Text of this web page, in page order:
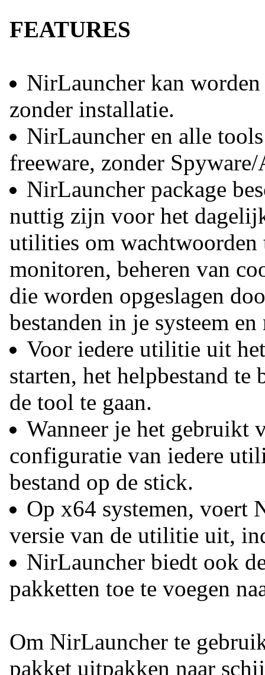
FEATURES
NirLauncher kan
zonder installatie.
NirLauncher en alle
freeware, zonder
NirLauncher package
nuttig zijn voor het
utilities om wachtwoorden
monitoren, beheren van
die worden opgeslagen
bestanden in je systeem en
Voor iedere utilitie uit
starten, het helpbestand
de tool te gaan.
Wanneer je het gebruikt
configuratie van iedere
bestand op de stick.
Op x64 systemen, voert
versie van de utilitie uit,
NirLauncher biedt ook
pakketten toe te voegen
Om NirLauncher te
pakket uitpakken naar